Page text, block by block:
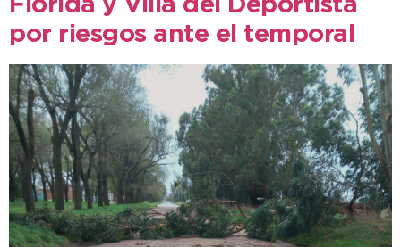
Florida y Villa del Deportista
por riesgos ante el temporal